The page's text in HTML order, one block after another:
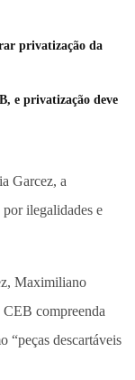
privatização da
e privatização deve
Garcez, a
ilegalidades e
Maximiliano
CEB compreenda
“peças descartáveis